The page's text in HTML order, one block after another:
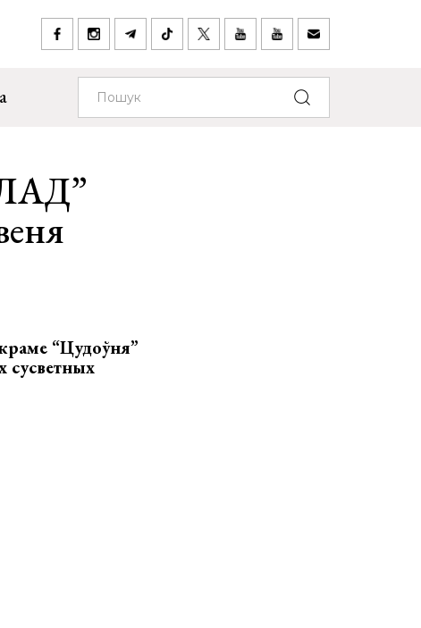
“Цудоўня”
сусветных